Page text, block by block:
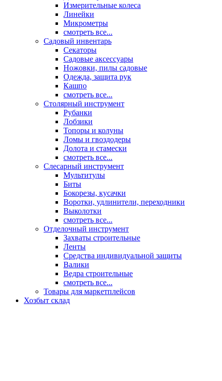
Измерительные колеса
Линейки
Микрометры
смотреть все...
Садовый инвентарь
Секаторы
Садовые аксессуары
Ножовки, пилы садовые
Одежда, защита рук
Кашпо
смотреть все...
Столярный инструмент
Рубанки
Лобзики
Топоры и колуны
Ломы и гвоздодеры
Долота и стамески
смотреть все...
Слесарный инструмент
Мультитулы
Биты
Бокорезы, кусачки
Воротки, удлинители, переходники
Выколотки
смотреть все...
Отделочный инструмент
Захваты строительные
Ленты
Средства индивидуальной защиты
Валики
Ведра строительные
смотреть все...
Товары для маркетплейсов
Хозбыт склад